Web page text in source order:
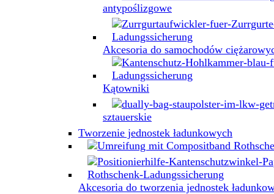
antypoślizgowe
Akcesoria do samochodów
Kątowniki
sztauerskie
Tworzenie jednostek ładunkowych
Akcesoria do tworzenia jednostek